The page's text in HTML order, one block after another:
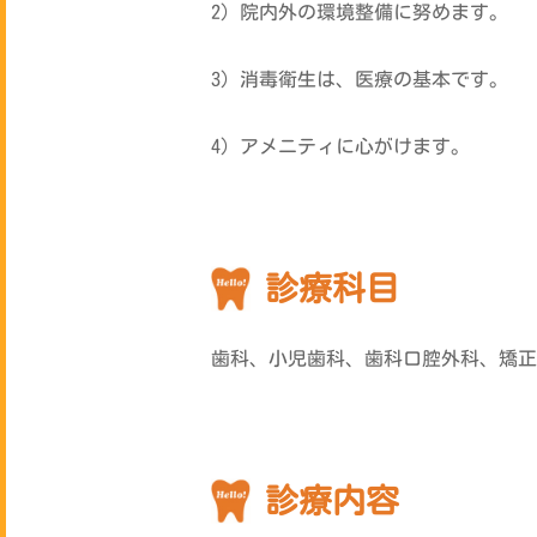
2）院内外の環境整備に努めます。
3）消毒衛生は、医療の基本です。
4）アメニティに心がけます。
診療科目
歯科、小児歯科、歯科口腔外科、矯
診療内容